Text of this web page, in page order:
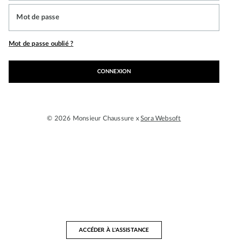
Mot de passe
Mot de passe oublié ?
CONNEXION
© 2026 Monsieur Chaussure xSora Websoft
ACCÉDER À L'ASSISTANCE